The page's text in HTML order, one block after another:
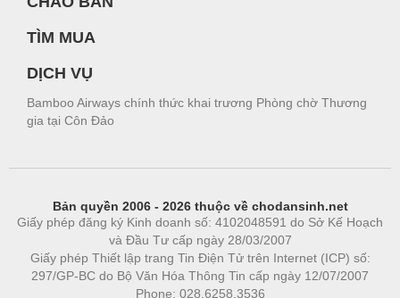
TÌM MUA
DỊCH VỤ
Bamboo Airways chính thức khai trương Phòng chờ Thương
gia tại Côn Đảo
Bản quyền 2006 - 2026 thuộc về chodansinh.net
Giấy phép đăng ký Kinh doanh số: 4102048591 do Sở Kế Hoạch
và Đầu Tư cấp ngày 28/03/2007
Giấy phép Thiết lập trang Tin Điện Tử trên Internet (ICP) số:
297/GP-BC do Bộ Văn Hóa Thông Tin cấp ngày 12/07/2007
Phone: 028.6258.3536